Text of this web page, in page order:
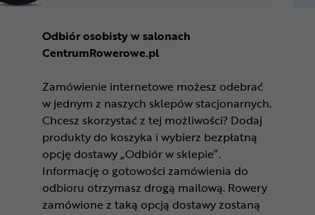
Odbiór osobisty w salonach
CentrumRowerowe.pl
Zamówienie internetowe możesz odebrać
w jednym z naszych sklepów stacjonarnych.
Chcesz skorzystać z tej możliwości? Dodaj
produkty do koszyka i wybierz bezpłatną
opcję dostawy „Odbiór w sklepie”.
Informację o gotowości zamówienia do
odbioru otrzymasz drogą mailową. Rowery
zamówione z taką opcją dostawy zostaną